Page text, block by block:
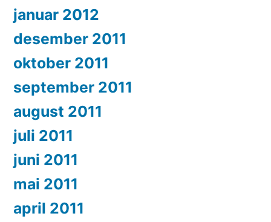
januar 2012
desember 2011
oktober 2011
september 2011
august 2011
juli 2011
juni 2011
mai 2011
april 2011